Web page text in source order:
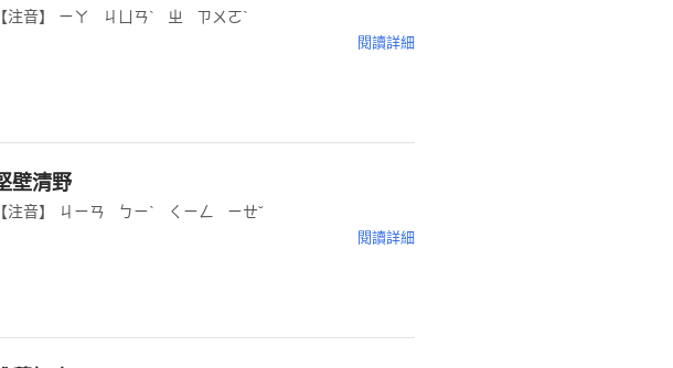
注音】 ㄧㄚ ㄐㄩㄢˋ ㄓ ㄗㄨㄛˋ
閱讀詳細
壁清野
注音】 ㄐㄧㄢ ㄅㄧˋ ㄑㄧㄥ ㄧㄝˇ
閱讀詳細